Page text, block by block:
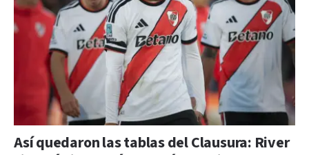
Así quedaron las tablas del Clausura: River